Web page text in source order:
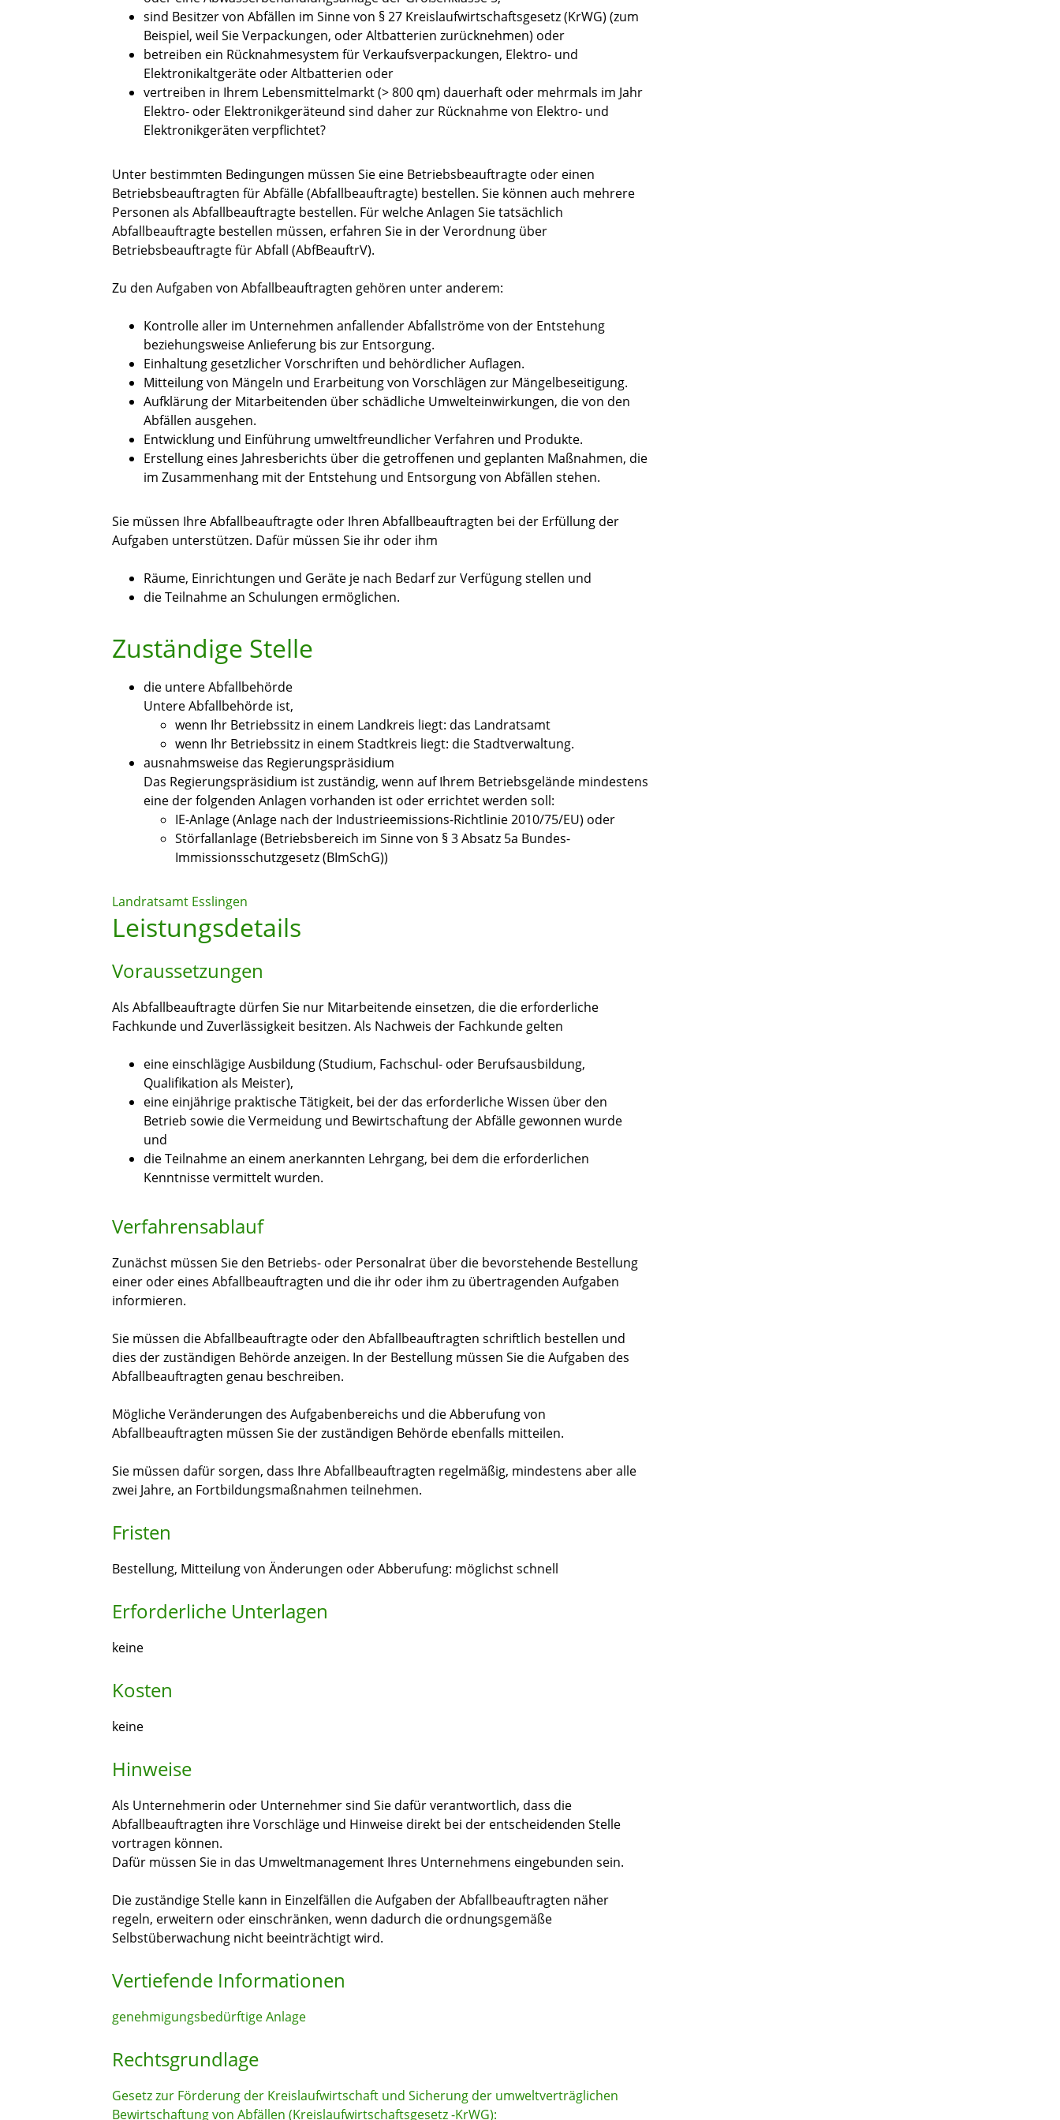
sind Besitzer von Abfällen im Sinne von § 27 Kreislaufwirtschaftsgesetz(KrWG) (zum
Beispiel, weil Sie Verpackungen, oder Altbatterien zurücknehmen) oder
betreiben ein Rücknahmesystem für Verkaufsverpackungen, Elektro- und
Elektronikaltgeräte oder Altbatterien oder
vertreiben in Ihrem Lebensmittelmarkt (> 800 qm) dauerhaft oder mehrmals im Jahr
Elektro- oder Elektronikgeräteund sind daher zur Rücknahme von Elektro- und
Elektronikgeräten verpflichtet?
Unter bestimmten Bedingungen müssen Sie eine Betriebsbeauftragte oder einen
Betriebsbeauftragten für Abfälle (Abfallbeauftragte) bestellen. Sie können auch mehrere
Personen als Abfallbeauftragte bestellen. Für welche Anlagen Sie tatsächlich
Abfallbeauftragte bestellen müssen, erfahren Sie in der Verordnung über
Betriebsbeauftragte für Abfall (AbfBeauftrV).
Zu den Aufgaben von Abfallbeauftragten gehören unter anderem:
Kontrolle aller im Unternehmen anfallender Abfallströme von der Entstehung
beziehungsweise Anlieferung bis zur Entsorgung.
Einhaltung gesetzlicher Vorschriften und behördlicher Auflagen.
Mitteilung von Mängeln und Erarbeitung von Vorschlägen zur Mängelbeseitigung.
Aufklärung der Mitarbeitenden über schädliche Umwelteinwirkungen, die von den
Abfällen ausgehen.
Entwicklung und Einführung umweltfreundlicher Verfahren und Produkte.
Erstellung eines Jahresberichts über die getroffenen und geplanten Maßnahmen, die
im Zusammenhang mit der Entstehung und Entsorgung von Abfällen stehen.
Sie müssen Ihre Abfallbeauftragte oder Ihren Abfallbeauftragten bei der Erfüllung der
Aufgaben unterstützen. Dafür müssen Sie ihr oder ihm
Räume, Einrichtungen und Geräte je nach Bedarf zur Verfügung stellen und
die Teilnahme an Schulungen ermöglichen.
Zuständige Stelle
die untere Abfallbehörde
Untere Abfallbehörde ist,
wenn Ihr Betriebssitz in einem Landkreis liegt: das Landratsamt
wenn Ihr Betriebssitz in einem Stadtkreis liegt: die Stadtverwaltung.
ausnahmsweise das Regierungspräsidium
Das Regierungspräsidium ist zuständig, wenn auf Ihrem Betriebsgelände mindestens
eine der folgenden Anlagen vorhanden ist oder errichtet werden soll:
IE-Anlage (Anlage nach der Industrieemissions-Richtlinie 2010/75/EU) oder
Störfallanlage (Betriebsbereich im Sinne von § 3 Absatz 5a Bundes-
Immissionsschutzgesetz (BImSchG))
Landratsamt Esslingen
Leistungsdetails
Voraussetzungen
Als Abfallbeauftragte dürfen Sie nur Mitarbeitende einsetzen, die die erforderliche
Fachkunde und Zuverlässigkeit besitzen. Als Nachweis der Fachkunde gelten
eine einschlägige Ausbildung (Studium, Fachschul- oder Berufsausbildung,
Qualifikation als Meister),
eine einjährige praktische Tätigkeit, bei der das erforderliche Wissen über den
Betrieb sowie die Vermeidung und Bewirtschaftung der Abfälle gewonnen wurde
und
die Teilnahme an einem anerkannten Lehrgang, bei dem die erforderlichen
Kenntnisse vermittelt wurden.
Verfahrensablauf
Zunächst müssen Sie den Betriebs- oder Personalrat über die bevorstehende Bestellung
einer oder eines Abfallbeauftragten und die ihr oder ihm zu übertragenden Aufgaben
informieren.
Sie müssen die Abfallbeauftragte oder den Abfallbeauftragten schriftlich bestellen und
dies der zuständigen Behörde anzeigen. In der Bestellung müssen Sie die Aufgaben des
Abfallbeauftragten genau beschreiben.
Mögliche Veränderungen des Aufgabenbereichs und die Abberufung von
Abfallbeauftragten müssen Sie der zuständigen Behörde ebenfalls mitteilen.
Sie müssen dafür sorgen, dass Ihre Abfallbeauftragten regelmäßig, mindestens aber alle
zwei Jahre, an Fortbildungsmaßnahmen teilnehmen.
Fristen
Bestellung, Mitteilung von Änderungen oder Abberufung: möglichst schnell
Erforderliche Unterlagen
keine
Kosten
keine
Hinweise
Als Unternehmerin oder Unternehmer sind Sie dafür verantwortlich, dass die
Abfallbeauftragten ihre Vorschläge und Hinweise direkt bei der entscheidenden Stelle
vortragen können.
Dafür müssen Sie in das Umweltmanagement Ihres Unternehmens eingebunden sein.
Die zuständige Stelle kann in Einzelfällen die Aufgaben der Abfallbeauftragten näher
regeln, erweitern oder einschränken, wenn dadurch die ordnungsgemäße
Selbstüberwachung nicht beeinträchtigt wird.
Vertiefende Informationen
genehmigungsbedürftige Anlage
Rechtsgrundlage
Gesetz zur Förderung der Kreislaufwirtschaft und Sicherung der umweltverträglichen
Bewirtschaftung von Abfällen (Kreislaufwirtschaftsgesetz -KrWG):